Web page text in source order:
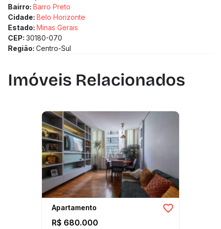
Tomadas USB nos quartos
Pré-disposição para ar condicionado
Bairro: Barro Preto
Cidade: Belo Horizonte
Estado: Minas Gerais
CEP: 30180-070
Região: Centro-Sul
Imóveis Relacionados
Apartamento
R$ 680.000